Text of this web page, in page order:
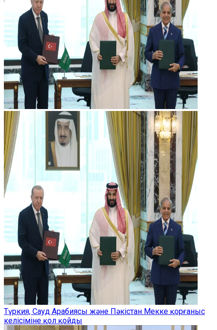
Түркия, Сауд Арабиясы және Пәкістан Мекке қорғаныс
келісіміне қол қойды